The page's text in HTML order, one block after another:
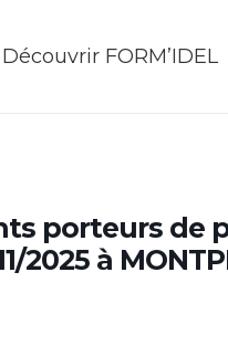
Découvrir FORM’IDEL
porteurs de
2025 à